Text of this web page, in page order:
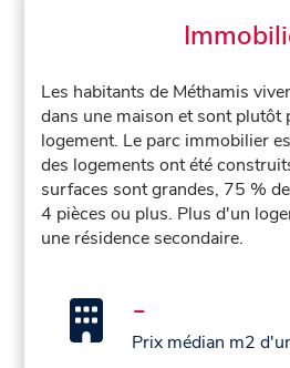
Les habitants de Méthamis
dans une maison et sont plutôt
logement. Le parc immobilier
des logements ont été
surfaces sont grandes, 75 %
4 pièces ou plus. Plus d'un
une résidence secondaire.
-
Prix médian m2